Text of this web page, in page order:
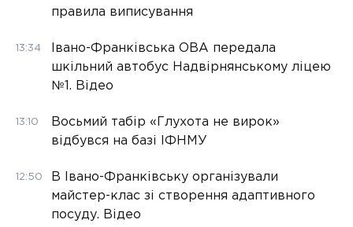
правила виписування
13:34
Івано-Франківська ОВА передала
шкільний автобус Надвірнянському ліцею
№1. Відео
13:10
Восьмий табір «Глухота не вирок»
відбувся на базі ІФНМУ
12:50
В Івано-Франківську організували
майстер-клас зі створення адаптивного
посуду. Відео